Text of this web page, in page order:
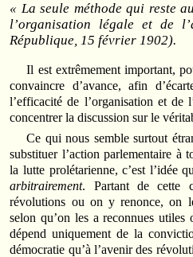
« La seule méthode qui reste
l’organisation légale et de
République, 15 février 1902).
Il est extrêmement important,
convaincre d’avance, afin
l’efficacité de l’organisation et de
concentrer la discussion sur le
Ce qui nous semble surtout
substituer l’action parlementaire à
la lutte prolétarienne, c’est l’idée
arbitrairement. Partant de cette
révolutions ou on y renonce, on
selon qu’on les a reconnues
dépend uniquement de la
démocratie qu’à l’avenir des